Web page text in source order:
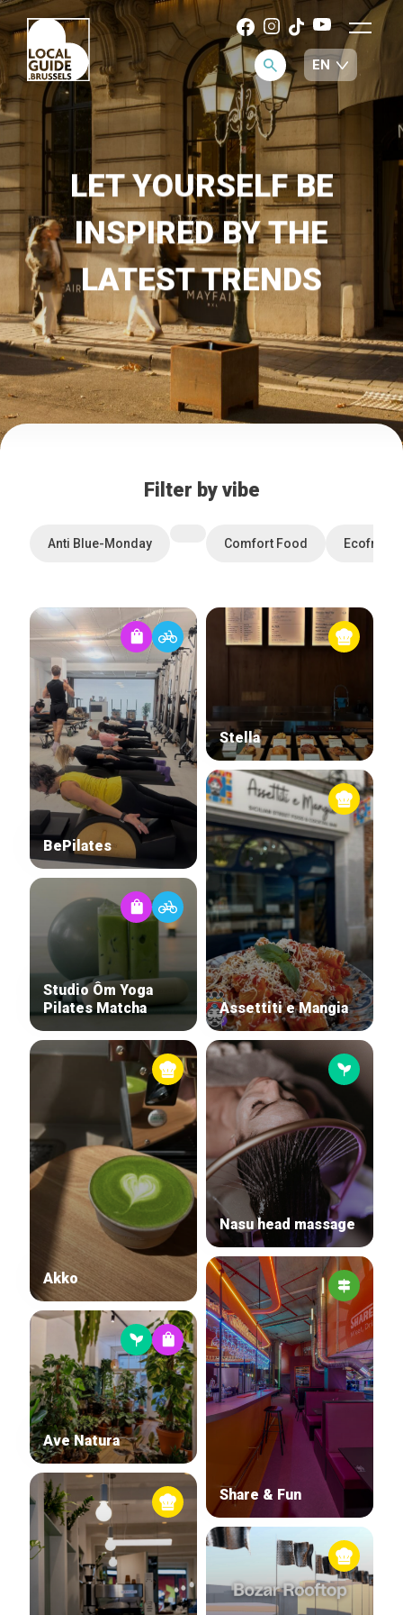
LET YOURSELF BE
INSPIRED BY THE
LATEST TRENDS
Filter by vibe
Anti Blue-Monday Comfort Food
BePilates
Stella
Assettiti e Mangia
Studio Ôm Yoga
Pilates Matcha
Akko
Nasu head massage
Share & Fun
Ave Natura